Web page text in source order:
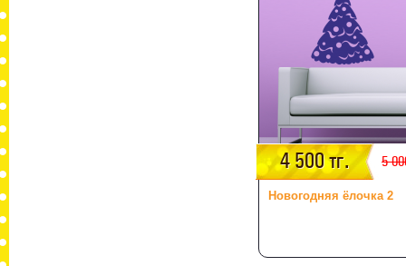
4 500 тг. 5
Новогодняя ёлочка 2